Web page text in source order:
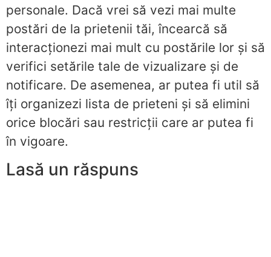
personale. Dacă vrei să vezi mai multe
postări de la prietenii tăi, încearcă să
interacționezi mai mult cu postările lor și să
verifici setările tale de vizualizare și de
notificare. De asemenea, ar putea fi util să
îți organizezi lista de prieteni și să elimini
orice blocări sau restricții care ar putea fi
în vigoare.
Lasă un răspuns